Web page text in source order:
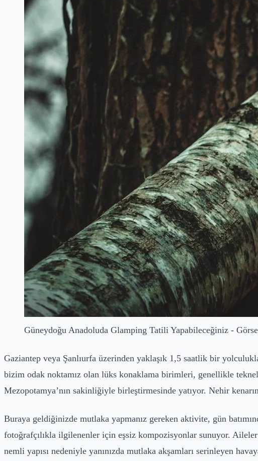
Güneydoğu Anadoluda Glamping Tatili Yapabileceğiniz -
Gaziantep veya Şanlıurfa üzerinden yaklaşık 1,5 saatlik bir
bizim odak noktamız olan lüks konaklama birimleri, genellikle
Mezopotamya’nın sakinliğiyle birleştirmesinde yatıyor. Nehir
Buraya geldiğinizde mutlaka yapmanız gereken aktivite, gün
fotoğrafçılıkla ilgilenenler için eşsiz kompozisyonlar sunuyor.
nemli yapısı nedeniyle yanınızda mutlaka akşamları serinleyen